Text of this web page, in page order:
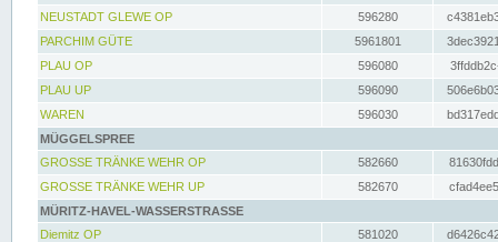
NEUSTADT GLEWE OP
596280
PARCHIM GÜTE
5961801
PLAU OP
596080
PLAU UP
596090
WAREN
596030
MÜGGELSPREE
GROSSE TRÄNKE WEHR OP
582660
GROSSE TRÄNKE WEHR UP
582670
MÜRITZ-HAVEL-WASSERSTRASSE
Diemitz OP
581020